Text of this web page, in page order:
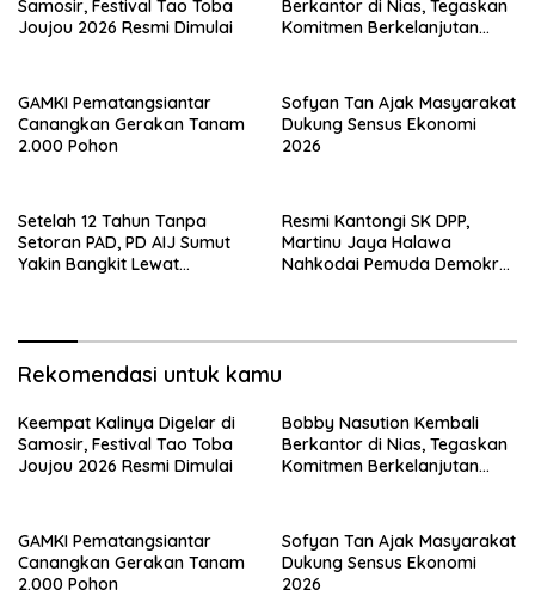
Samosir, Festival Tao Toba
Joujou 2026 Resmi Dimulai
Berkantor di Nias, Tegaskan
Komitmen Berkelanjutan
GAMKI Pematangsiantar
Canangkan Gerakan Tanam
2.000 Pohon
Sofyan Tan Ajak Masyarakat
Dukung Sensus Ekonomi
2026
Setelah 12 Tahun Tanpa
Setoran PAD, PD AIJ Sumut
Yakin Bangkit Lewat
Resmi Kantongi SK DPP,
Martinu Jaya Halawa
Nahkodai Pemuda Demokrat
Rekomendasi untuk kamu
Keempat Kalinya Digelar di
Samosir, Festival Tao Toba
Joujou 2026 Resmi Dimulai
Bobby Nasution Kembali
Berkantor di Nias, Tegaskan
Komitmen Berkelanjutan
GAMKI Pematangsiantar
Canangkan Gerakan Tanam
2.000 Pohon
Sofyan Tan Ajak Masyarakat
Dukung Sensus Ekonomi
2026